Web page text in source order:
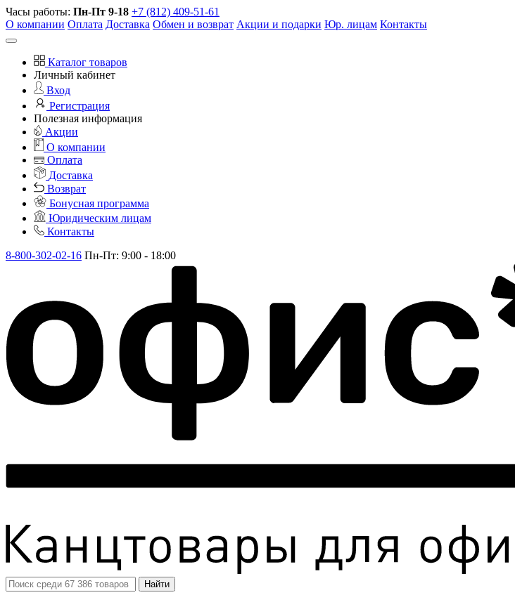
Часы работы: Пн-Пт 9-18 +7 (812) 409-51-61
О компании Оплата Доставка Обмен и возврат Акции и подарки Юр. лицам Контакты
Каталог товаров
Личный кабинет
Вход
Регистрация
Полезная информация
Акции
О компании
Оплата
Доставка
Возврат
Бонусная программа
Юридическим лицам
Контакты
8-800-302-02-16 Пн-Пт: 9:00 - 18:00
Найти